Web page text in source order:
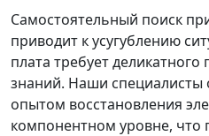
Самостоятельный поиск
приводит к усугублению
плата требует
знаний. Наши
опытом восстановления
компонентном уровне, что